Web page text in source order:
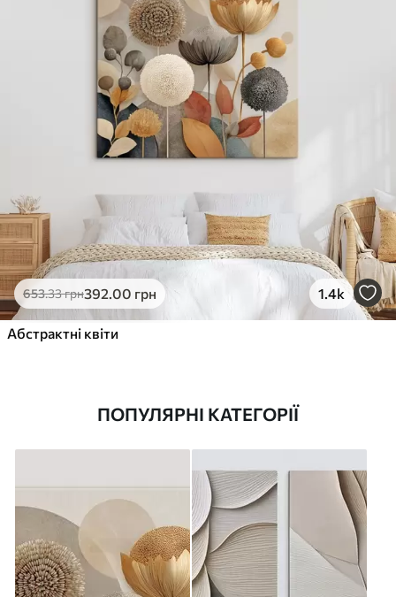
653.33грн392.00 грн 1.4k
Абстрактні квіти
ПОПУЛЯРНІ КАТЕГОРІЇ